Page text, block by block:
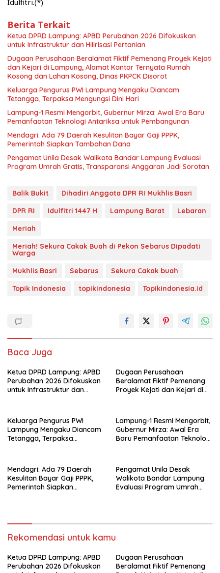
Idulfitri.(*)
Berita Terkait
Ketua DPRD Lampung: APBD Perubahan 2026 Difokuskan
untuk Infrastruktur dan Hilirisasi Pertanian
Dugaan Perusahaan Beralamat Fiktif Pemenang Proyek Kejati
dan Kejari di Lampung, Alamat Kantor Ternyata Rumah
Kosong dan Lahan Kosong, Dinas PKPCK Disorot
Keluarga Pengurus PWI Lampung Mengaku Diancam
Tetangga, Terpaksa Mengungsi Dini Hari
Lampung-1 Resmi Mengorbit, Gubernur Mirza: Awal Era Baru
Pemanfaatan Teknologi Antariksa untuk Pembangunan
Mendagri: Ada 79 Daerah Kesulitan Bayar Gaji PPPK,
Pemerintah Siapkan Tambahan Dana
Pengamat Unila Desak Walikota Bandar Lampung Evaluasi
Program Umrah Gratis, Transparansi Anggaran Jadi Sorotan
Balik Bukit
Dihadiri Anggota DPR RI Mukhlis Basri
DPR RI
Idulfitri 1447 H Lampung Barat
Lebaran
Meriah
Meriah! Sekura Cakak Buah di Pekon Sebarus Dipadati
Warga
Mukhlis Basri
Sebarus
Sekura Cakak buah
Topik Indonesia
topikindonesia Topikindonesia.id
Baca Juga
Ketua DPRD Lampung: APBD
Perubahan 2026 Difokuskan
untuk Infrastruktur dan
Dugaan Perusahaan
Beralamat Fiktif Pemenang
Proyek Kejati dan Kejari di
Lahan Kosong, Dinas PKPCK
Disorot
Keluarga Pengurus PWI
Lampung Mengaku Diancam
Tetangga, Terpaksa
Lampung-1 Resmi Mengorbit,
Gubernur Mirza: Awal Era
Baru Pemanfaatan Teknologi
Mendagri: Ada 79 Daerah
Kesulitan Bayar Gaji PPPK,
Pemerintah Siapkan
Pengamat Unila Desak
Walikota Bandar Lampung
Evaluasi Program Umrah
Rekomendasi untuk kamu
Ketua DPRD Lampung: APBD
Perubahan 2026 Difokuskan
Dugaan Perusahaan
Beralamat Fiktif Pemenang